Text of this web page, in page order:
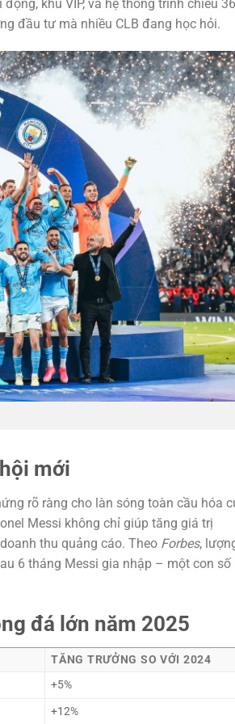
khu VIP, và hệ thống trình chiếu
đầu tư mà nhiều CLB đang học hỏi.
mới
rõ ràng cho làn sóng toàn cầu hóa
Messi không chỉ giúp tăng giá trị
thu quảng cáo. Theo Forbes,
6 tháng Messi gia nhập – một con số
đá lớn năm 2025
TĂNG TRƯỞNG SO VỚI 2024
+5%
+12%